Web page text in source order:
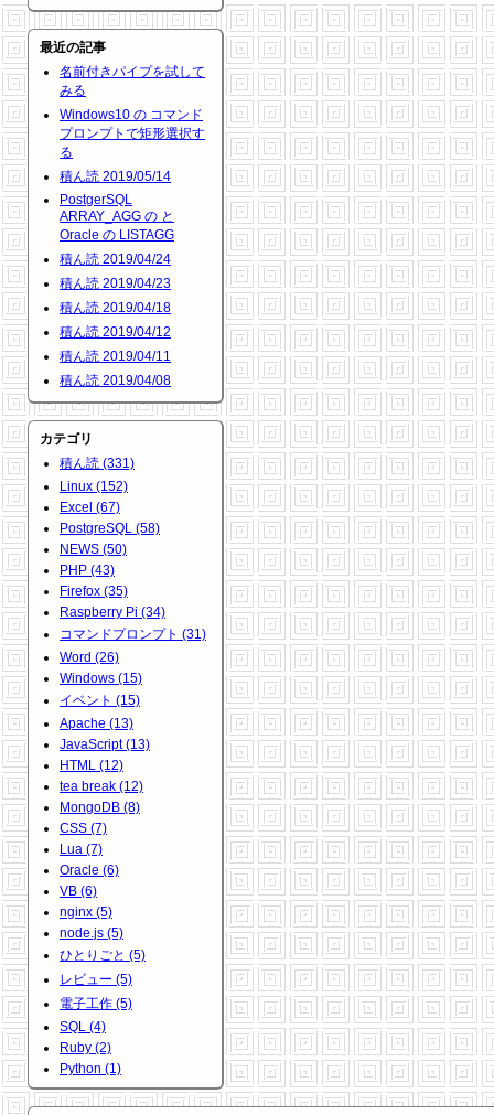
最近の記事
名前付きパイプを試して
みる
Windows10 の コマンド
プロンプトで矩形選択す
る
積ん読 2019/05/14
PostgerSQL
ARRAY_AGG の と
Oracle の LISTAGG
積ん読 2019/04/24
積ん読 2019/04/23
積ん読 2019/04/18
積ん読 2019/04/12
積ん読 2019/04/11
積ん読 2019/04/08
カテゴリ
積ん読 (331)
Linux (152)
Excel (67)
PostgreSQL (58)
NEWS (50)
PHP (43)
Firefox (35)
Raspberry Pi (34)
コマンドプロンプト (31)
Word (26)
Windows (15)
イベント (15)
Apache (13)
JavaScript (13)
HTML (12)
tea break (12)
MongoDB (8)
CSS (7)
Lua (7)
Oracle (6)
VB (6)
nginx (5)
node.js (5)
ひとりごと (5)
レビュー (5)
電子工作 (5)
SQL (4)
Ruby (2)
Python (1)